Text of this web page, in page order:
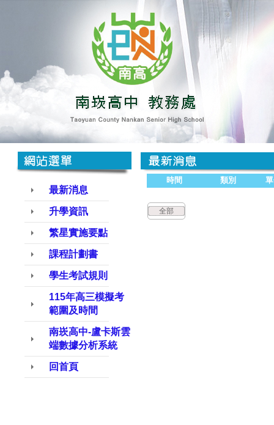
最新消息
升學資訊
繁星實施要點
課程計劃書
學生考試規則
115年高三模擬考
範圍及時間
南崁高中-盧卡斯雲
端數據分析系統
回首頁
時間 類別
全部